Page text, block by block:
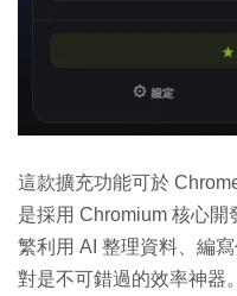
這款擴充功能可於
是採用 Chromium 核心
繁利用 AI 整理資料、編
對是不可錯過的效率神器。